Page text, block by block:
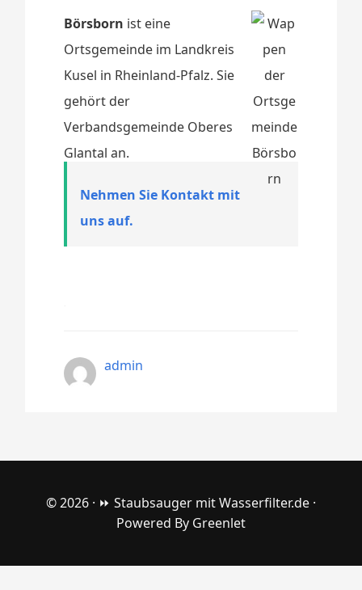
Börsborn ist eine
Ortsgemeinde im Landkreis
Kusel in Rheinland-Pfalz. Sie
gehört der
Verbandsgemeinde Oberes
Glantal an.
Nehmen Sie Kontakt mit
uns auf.
admin
© 2026 · ⏩ Staubsauger mit Wasserfilter.de ·
Powered By Greenlet